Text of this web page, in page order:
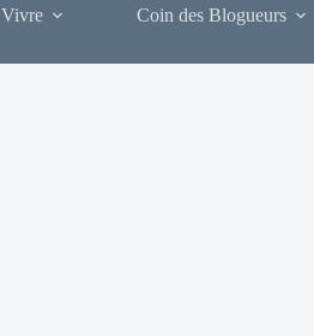
Coin des Blogueurs